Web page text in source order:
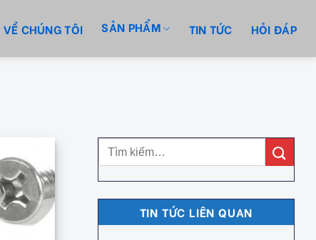
VỀ CHÚNG TÔI SẢN PHẨM TIN TỨC HỎI ĐÁP
TIN TỨC LIÊN QUAN